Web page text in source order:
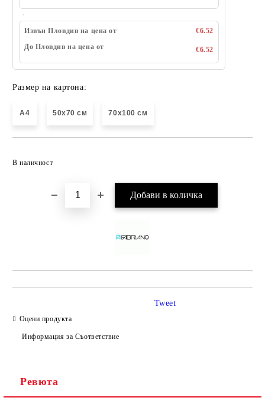
Извън Пловдив на цена от
€6.52
До Пловдив на цена от
€6.52
Размер на картона:
A4 50х70 см 70х100 см
В наличност
Оцени продукта
Информация за Съответствие
Tweet
Ревюта